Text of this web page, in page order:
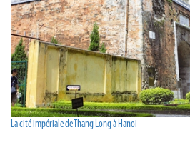
La cité impériale de Thang Long à Hanoi